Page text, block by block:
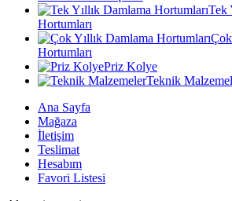
Tek
Hortumları
Hortumları
Priz Kolye
Teknik
Ana Sayfa
Mağaza
İletişim
Teslimat
Hesabım
Favori Listesi